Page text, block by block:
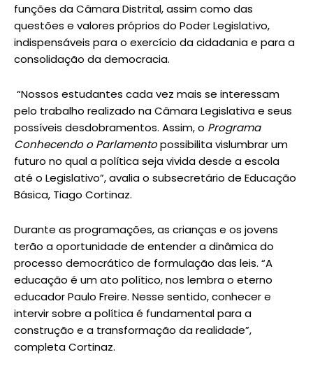
funções da Câmara Distrital, assim como das
questões e valores próprios do Poder Legislativo,
indispensáveis para o exercício da cidadania e para a
consolidação da democracia.
“Nossos estudantes cada vez mais se interessam
pelo trabalho realizado na Câmara Legislativa e seus
possíveis desdobramentos. Assim, o Programa
Conhecendo o Parlamentopossibilita vislumbrar um
futuro no qual a política seja vivida desde a escola
até o Legislativo”, avalia o subsecretário de Educação
Básica, Tiago Cortinaz.
Durante as programações, as crianças e os jovens
terão a oportunidade de entender a dinâmica do
processo democrático de formulação das leis. “A
educação é um ato político, nos lembra o eterno
educador Paulo Freire. Nesse sentido, conhecer e
intervir sobre a política é fundamental para a
construção e a transformação da realidade”,
completa Cortinaz.